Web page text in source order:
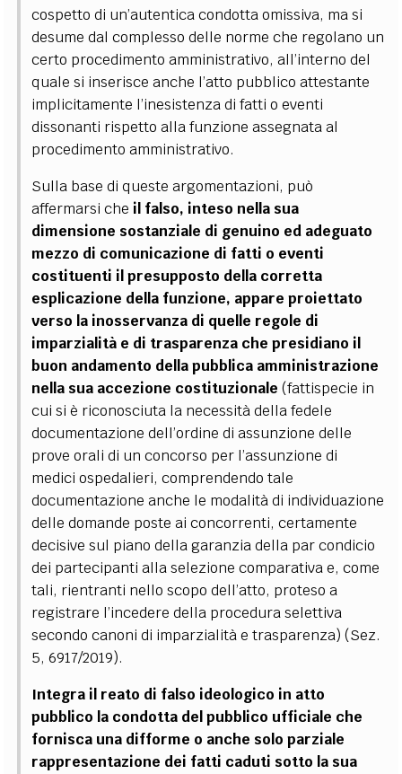
cospetto di un’autentica condotta omissiva, ma si
desume dal complesso delle norme che regolano un
certo procedimento amministrativo, all’interno del
quale si inserisce anche l’atto pubblico attestante
implicitamente l’inesistenza di fatti o eventi
dissonanti rispetto alla funzione assegnata al
procedimento amministrativo.
Sulla base di queste argomentazioni, può
affermarsi che il falso, inteso nella sua
dimensione sostanziale di genuino ed adeguato
mezzo di comunicazione di fatti o eventi
costituenti il presupposto della corretta
esplicazione della funzione, appare proiettato
verso la inosservanza di quelle regole di
imparzialità e di trasparenza che presidiano il
buon andamento della pubblica amministrazione
nella sua accezione costituzionale(fattispecie in
cui si è riconosciuta la necessità della fedele
documentazione dell’ordine di assunzione delle
prove orali di un concorso per l’assunzione di
medici ospedalieri, comprendendo tale
documentazione anche le modalità di individuazione
delle domande poste ai concorrenti, certamente
decisive sul piano della garanzia della par condicio
dei partecipanti alla selezione comparativa e, come
tali, rientranti nello scopo dell’atto, proteso a
registrare l’incedere della procedura selettiva
secondo canoni di imparzialità e trasparenza) (Sez.
5, 6917/2019).
Integra il reato di falso ideologico in atto
pubblico la condotta del pubblico ufficiale che
fornisca una difforme o anche solo parziale
rappresentazione dei fatti caduti sotto la sua